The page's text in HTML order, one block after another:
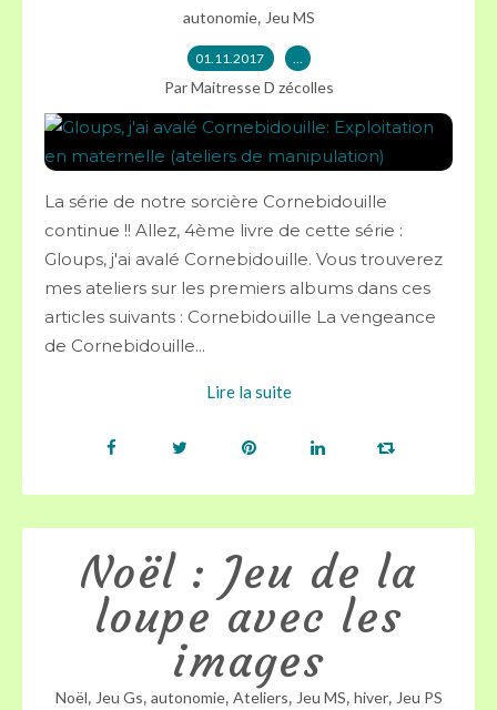
autonomie, Jeu MS
01.11.2017 …
Par Maitresse D zécolles
La série de notre sorcière Cornebidouille
continue !! Allez, 4ème livre de cette série :
Gloups, j'ai avalé Cornebidouille. Vous trouverez
mes ateliers sur les premiers albums dans ces
articles suivants : Cornebidouille La vengeance
de Cornebidouille...
Lire la suite
Noël : Jeu de la
loupe avec les
images
Noël, Jeu Gs, autonomie, Ateliers, Jeu MS, hiver, Jeu PS